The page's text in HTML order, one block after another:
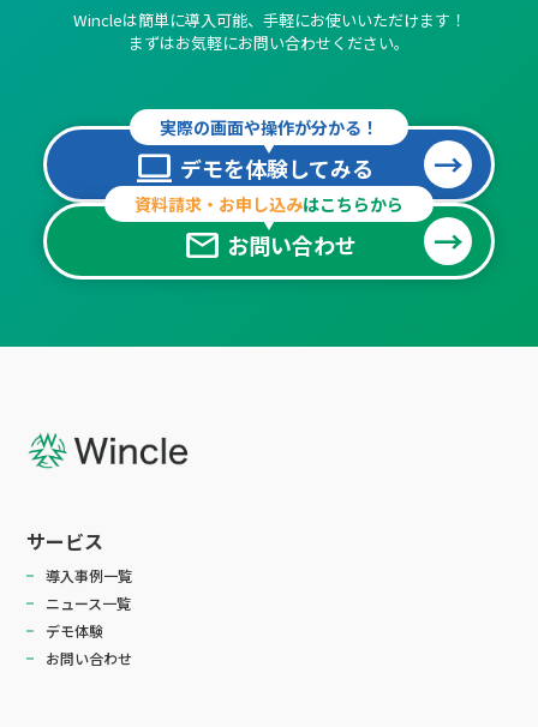
Wincleは簡単に導入可能、手軽にお使いいただけます！
まずはお気軽にお問い合わせください。
実際の画面や操作が分かる！
computer デモを体験してみる
資料請求・お申し込みはこちらから
mail お問い合わせ
サービス
導入事例一覧
ニュース一覧
デモ体験
お問い合わせ